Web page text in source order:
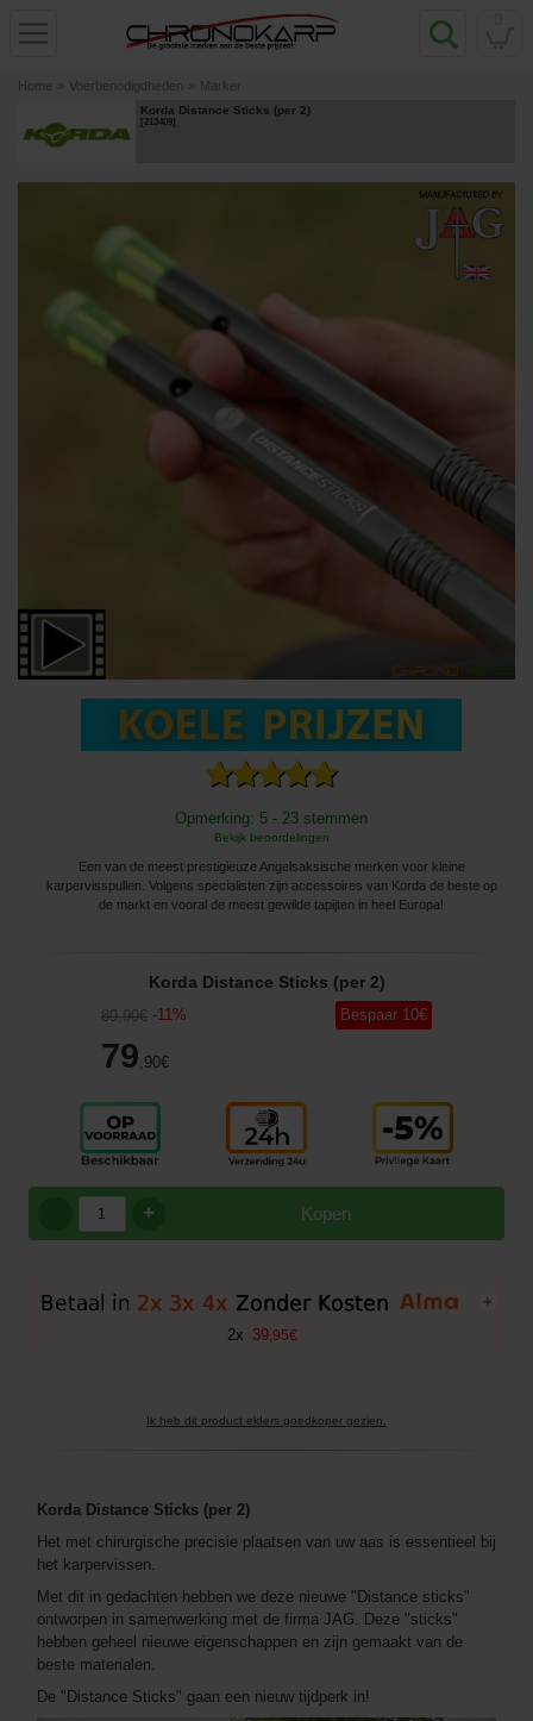
Home » Voerbenodigdheden » Marker
Korda Distance Sticks (per 2)
[213409]
Opmerking: 5 - 23 stemmen
Bekijk beoordelingen
Een van de meest prestigieuze Angelsaksische merken voor kleine
karpervisspullen. Volgens specialisten zijn accessoires van Korda de beste op
de markt en vooral de meest gewilde tapijten in heel Europa!
Korda Distance Sticks (per 2)
89,90€ -11%
79 ,90€
Bespaar 10€
Kopen
+
+
2x 39 95€
Ik heb dit product elders goedkoper gezien.
Korda Distance Sticks (per 2)
Het met chirurgische precisie plaatsen van uw aas is essentieel bij
het karpervissen.
Met dit in gedachten hebben we deze nieuwe "Distance sticks"
ontworpen in samenwerking met de firma JAG. Deze "sticks"
hebben geheel nieuwe eigenschappen en zijn gemaakt van de
beste materialen.
De "Distance Sticks" gaan een nieuw tijdperk in!